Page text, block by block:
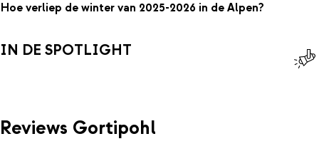
Hoe verliep de winter van 2025-2026 in de Alpen?
IN DE SPOTLIGHT
Reviews Gortipohl